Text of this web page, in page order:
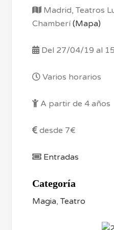
Madrid, Teatros
Chamberí(Mapa)
Del 27/04/19 al
Varios horarios
A partir de 4 años
desde 7€
Entradas
Categoría
Magia,Teatro